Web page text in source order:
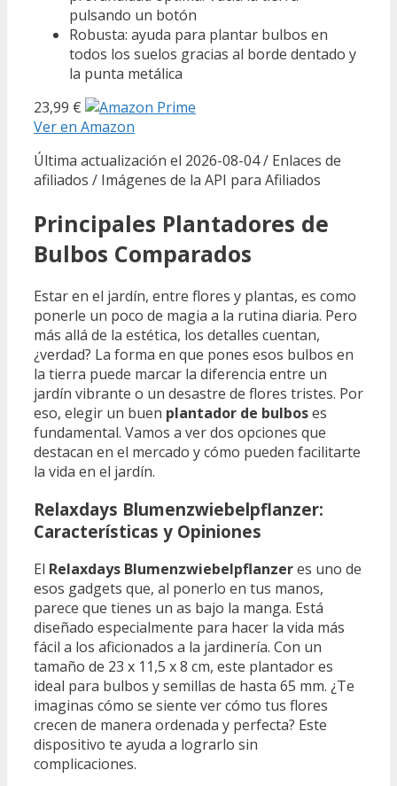
pulsando un botón
Robusta: ayuda para plantar bulbos en
todos los suelos gracias al borde dentado y
la punta metálica
23,99 €
Ver en Amazon
Última actualización el 2026-08-04 / Enlaces de
afiliados / Imágenes de la API para Afiliados
Principales Plantadores de
Bulbos Comparados
Estar en el jardín, entre flores y plantas, es como
ponerle un poco de magia a la rutina diaria. Pero
más allá de la estética, los detalles cuentan,
¿verdad? La forma en que pones esos bulbos en
la tierra puede marcar la diferencia entre un
jardín vibrante o un desastre de flores tristes. Por
eso, elegir un buen plantador de bulboses
fundamental. Vamos a ver dos opciones que
destacan en el mercado y cómo pueden facilitarte
la vida en el jardín.
Relaxdays Blumenzwiebelpflanzer:
Características y Opiniones
El Relaxdays Blumenzwiebelpflanzeres uno de
esos gadgets que, al ponerlo en tus manos,
parece que tienes un as bajo la manga. Está
diseñado especialmente para hacer la vida más
fácil a los aficionados a la jardinería. Con un
tamaño de 23 x 11,5 x 8 cm, este plantador es
ideal para bulbos y semillas de hasta 65 mm. ¿Te
imaginas cómo se siente ver cómo tus flores
crecen de manera ordenada y perfecta? Este
dispositivo te ayuda a lograrlo sin
complicaciones.